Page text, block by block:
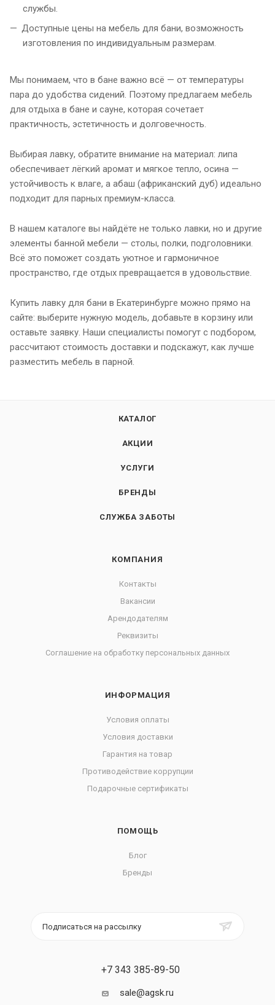
службы.
Доступные цены на мебель для бани, возможность
изготовления по индивидуальным размерам.
Мы понимаем, что в бане важно всё — от температуры
пара до удобства сидений. Поэтому предлагаем мебель
для отдыха в бане и сауне, которая сочетает
практичность, эстетичность и долговечность.
Выбирая лавку, обратите внимание на материал: липа
обеспечивает лёгкий аромат и мягкое тепло, осина —
устойчивость к влаге, а абаш (африканский дуб) идеально
подходит для парных премиум-класса.
В нашем каталоге вы найдёте не только лавки, но и другие
элементы банной мебели — столы, полки, подголовники.
Всё это поможет создать уютное и гармоничное
пространство, где отдых превращается в удовольствие.
Купить лавку для бани в Екатеринбурге можно прямо на
сайте: выберите нужную модель, добавьте в корзину или
оставьте заявку. Наши специалисты помогут с подбором,
рассчитают стоимость доставки и подскажут, как лучше
разместить мебель в парной.
КАТАЛОГ
АКЦИИ
УСЛУГИ
БРЕНДЫ
СЛУЖБА ЗАБОТЫ
КОМПАНИЯ
Контакты
Вакансии
Арендодателям
Реквизиты
Соглашение на обработку персональных данных
ИНФОРМАЦИЯ
Условия оплаты
Условия доставки
Гарантия на товар
Противодействие коррупции
Подарочные сертификаты
ПОМОЩЬ
Блог
Бренды
Подписаться на рассылку
+7 343 385-89-50
sale@agsk.ru